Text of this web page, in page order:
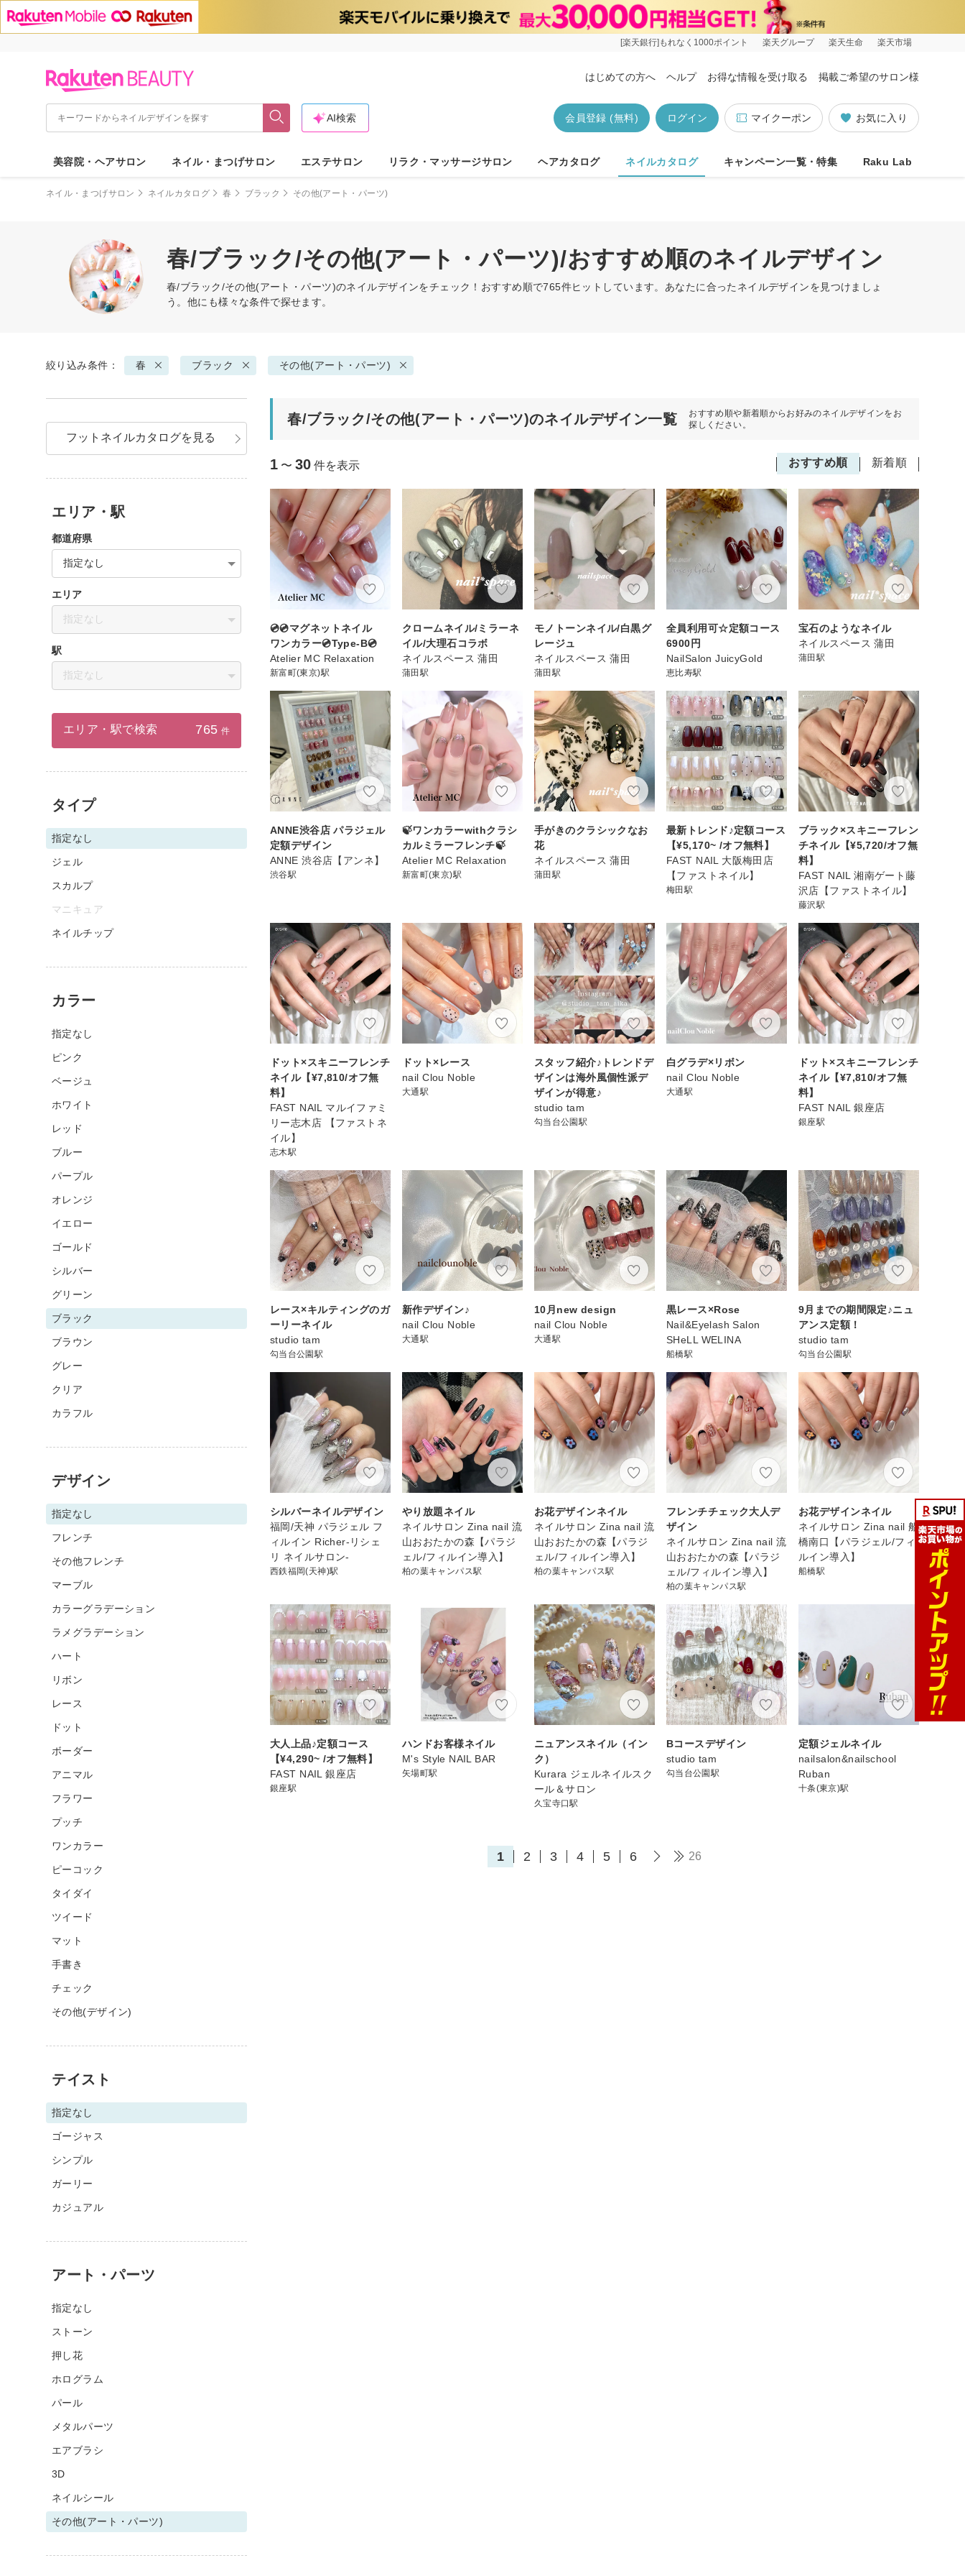
[楽天銀行]もれなく1000ポイント 楽天グループ 楽天生命 楽天市場
はじめての方へ ヘルプ お得な情報を受け取る 掲載ご希望のサロン様
お気に入り
マイクーポン
ログイン
会員登録 (無料)
AI検索
美容院・ヘアサロン ネイル・まつげサロン エステサロン リラク・マッサージサロン ヘアカタログ ネイルカタログ キャンペーン一覧・特集 Raku Lab
ネイル・まつげサロン ネイルカタログ 春 ブラック その他(アート・パーツ)
春/ブラック/その他(アート・パーツ)/おすすめ順のネイルデザイン
春/ブラック/その他(アート・パーツ)のネイルデザインをチェック！おすすめ順で765件ヒットしています。あなたに合ったネイルデザインを見つけましょ
う。他にも様々な条件で探せます。
絞り込み条件： 春 ブラック その他(アート・パーツ)
春/ブラック/その他(アート・パーツ)のネイルデザイン一覧
おすすめ順や新着順からお好みのネイルデザインをお
探しください。
おすすめ順 新着順
1 〜 30 件を表示
💿💿マグネットネイル
ワンカラー💿Type-B💿
Atelier MC Relaxation
新富町(東京)駅
クロームネイル/ミラーネ
イル/大理石コラボ
ネイルスペース 蒲田
蒲田駅
モノトーンネイル/白黒グ
レージュ
ネイルスペース 蒲田
蒲田駅
全員利用可☆定額コース
6900円
NailSalon JuicyGold
恵比寿駅
宝石のようなネイル
ネイルスペース 蒲田
蒲田駅
ANNE渋谷店 パラジェル
定額デザイン
ANNE 渋谷店【アンネ】
渋谷駅
🍃ワンカラーwithクラシ
カルミラーフレンチ🍃
Atelier MC Relaxation
新富町(東京)駅
手がきのクラシックなお
花
ネイルスペース 蒲田
蒲田駅
最新トレンド♪定額コース
【¥5,170~ /オフ無料】
FAST NAIL 大阪梅田店
【ファストネイル】
梅田駅
ブラック×スキニーフレン
チネイル【¥5,720/オフ無
料】
FAST NAIL 湘南ゲート藤
沢店【ファストネイル】
藤沢駅
ドット×スキニーフレンチ
ネイル【¥7,810/オフ無
料】
FAST NAIL マルイファミ
リー志木店 【ファストネ
イル】
志木駅
ドット×レース
nail Clou Noble
大通駅
スタッフ紹介♪トレンドデ
ザインは海外風個性派デ
ザインが得意♪
studio tam
勾当台公園駅
白グラデ×リボン
nail Clou Noble
大通駅
ドット×スキニーフレンチ
ネイル【¥7,810/オフ無
料】
FAST NAIL 銀座店
銀座駅
レース×キルティングのガ
ーリーネイル
studio tam
勾当台公園駅
新作デザイン♪
nail Clou Noble
大通駅
10月new design
nail Clou Noble
大通駅
黒レース×Rose
Nail&Eyelash Salon
SHeLL WELINA
船橋駅
9月までの期間限定♪ニュ
アンス定額！
studio tam
勾当台公園駅
シルバーネイルデザイン
福岡/天神 パラジェル フ
ィルイン Richer-リシェ
リ ネイルサロン-
西鉄福岡(天神)駅
やり放題ネイル
ネイルサロン Zina nail 流
山おおたかの森【パラジ
ェル/フィルイン導入】
柏の葉キャンパス駅
お花デザインネイル
ネイルサロン Zina nail 流
山おおたかの森【パラジ
ェル/フィルイン導入】
柏の葉キャンパス駅
フレンチチェック大人デ
ザイン
ネイルサロン Zina nail 流
山おおたかの森【パラジ
ェル/フィルイン導入】
柏の葉キャンパス駅
お花デザインネイル
ネイルサロン Zina nail 船
橋南口【パラジェル/フィ
ルイン導入】
船橋駅
大人上品♪定額コース
【¥4,290~ /オフ無料】
FAST NAIL 銀座店
銀座駅
ハンドお客様ネイル
M's Style NAIL BAR
矢場町駅
ニュアンスネイル（イン
ク）
Kurara ジェルネイルスク
ール＆サロン
久宝寺口駅
Bコースデザイン
studio tam
勾当台公園駅
定額ジェルネイル
nailsalon&nailschool
Ruban
十条(東京)駅
1 2 3 4 5 6 26
フットネイルカタログを見る
エリア・駅
都道府県
指定なし
エリア
指定なし
駅
指定なし
エリア・駅で検索 765 件
タイプ
指定なし
ジェル
スカルプ
マニキュア
ネイルチップ
カラー
指定なし
ピンク
ベージュ
ホワイト
レッド
ブルー
パープル
オレンジ
イエロー
ゴールド
シルバー
グリーン
ブラック
ブラウン
グレー
クリア
カラフル
デザイン
指定なし
フレンチ
その他フレンチ
マーブル
カラーグラデーション
ラメグラデーション
ハート
リボン
レース
ドット
ボーダー
アニマル
フラワー
プッチ
ワンカラー
ピーコック
タイダイ
ツイード
マット
手書き
チェック
その他(デザイン)
テイスト
指定なし
ゴージャス
シンプル
ガーリー
カジュアル
アート・パーツ
指定なし
ストーン
押し花
ホログラム
パール
メタルパーツ
エアブラシ
3D
ネイルシール
その他(アート・パーツ)